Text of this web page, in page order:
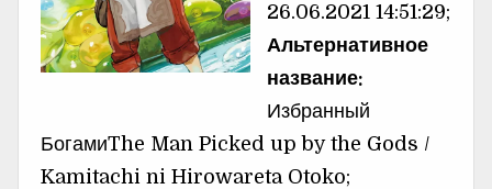
26.06.2021 14:51:29;
Альтернативное
название:
Избранный
БогамиThe Man Picked up by the Gods /
Kamitachi ni Hirowareta Otoko;